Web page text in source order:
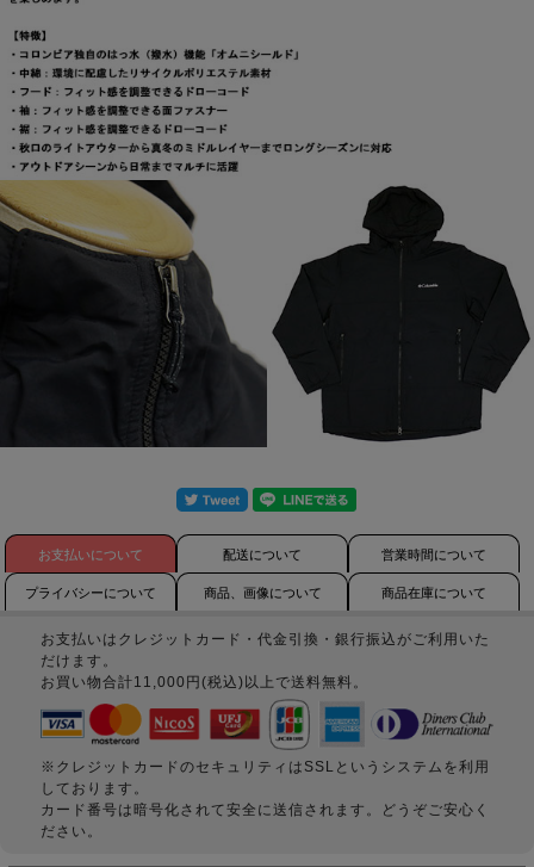
お支払いについて 配送について 営業時間について
プライバシーについて 商品、画像について 商品在庫について
お支払いはクレジットカード・代金引換・銀行振込がご利用いた
だけます。
お買い物合計11,000円(税込)以上で送料無料。
※クレジットカードのセキュリティはSSLというシステムを利用
しております。
カード番号は暗号化されて安全に送信されます。どうぞご安心く
ださい。